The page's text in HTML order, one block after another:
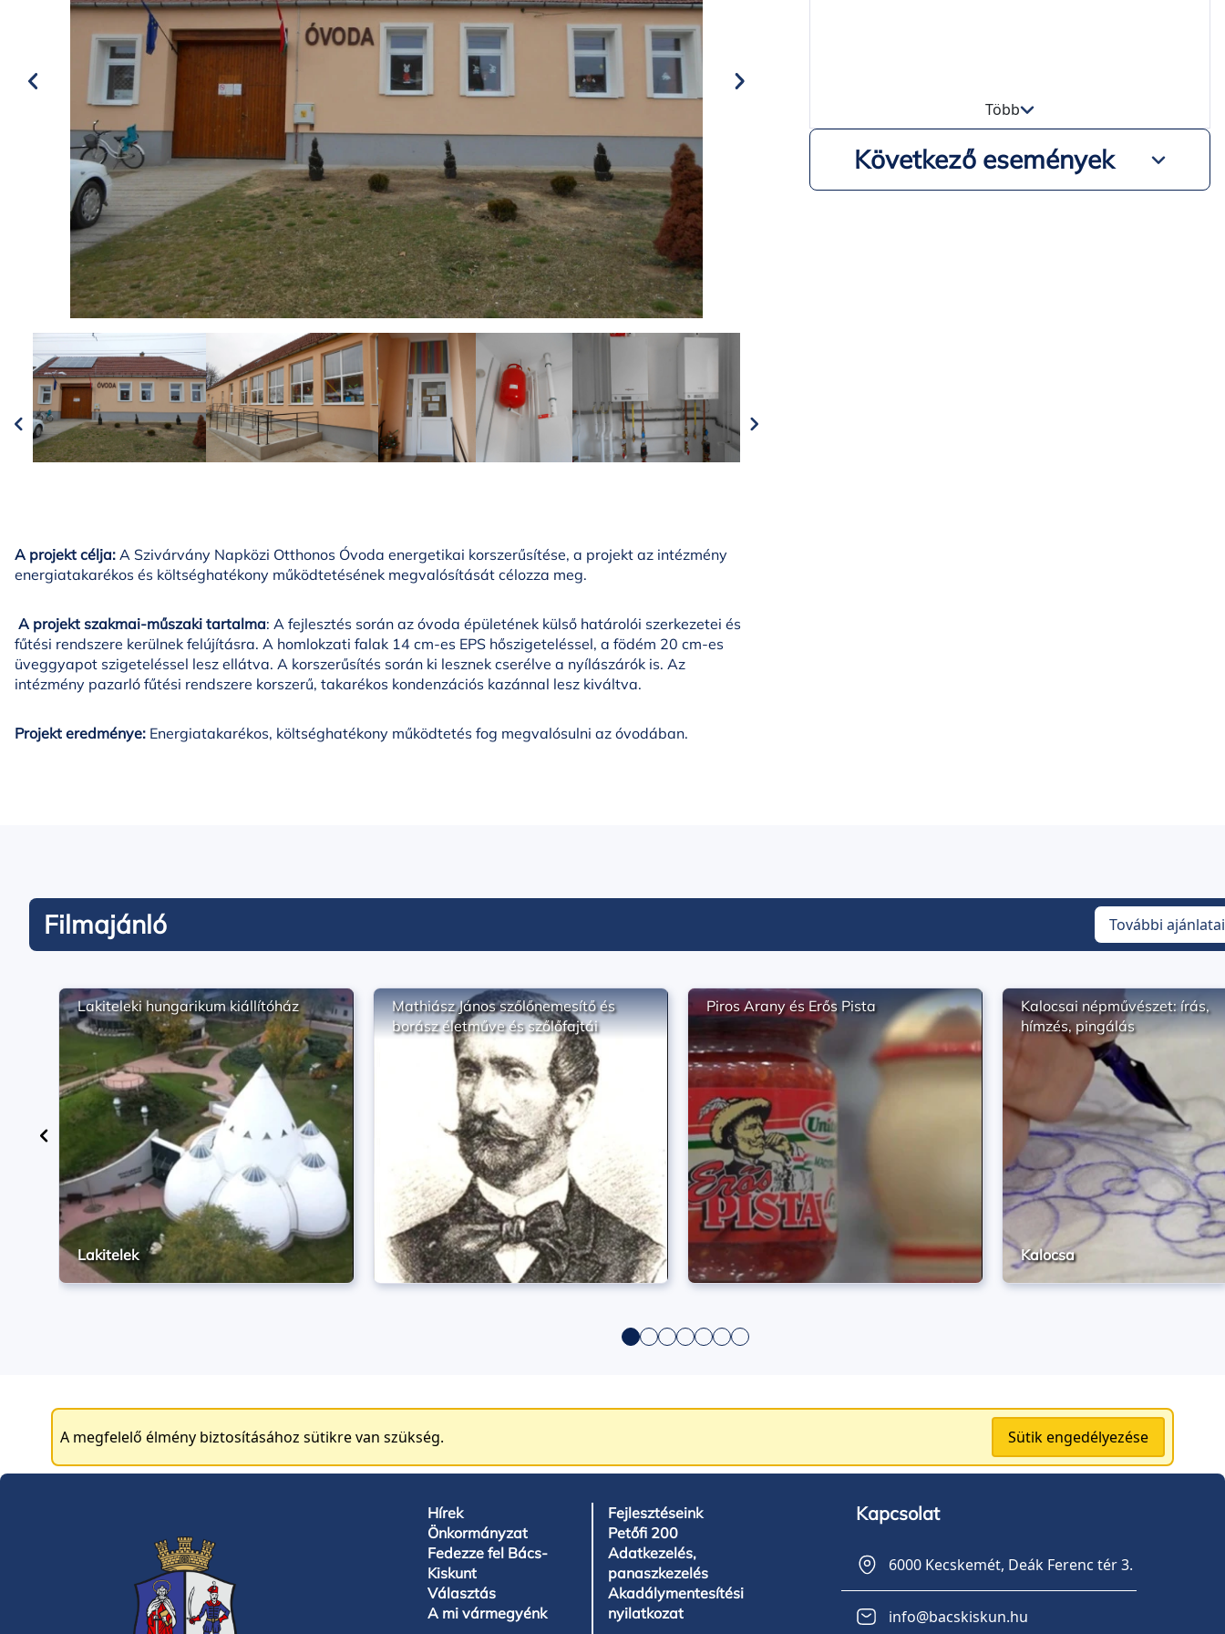
A projekt célja: A Szivárvány Napközi Otthonos Óvoda energetikai korszerűsítése, a projekt az intézmény
energiatakarékos és költséghatékony működtetésének megvalósítását célozza meg.
A projekt szakmai-műszaki tartalma: A fejlesztés során az óvoda épületének külső határolói szerkezetei és
fűtési rendszere kerülnek felújításra. A homlokzati falak 14 cm-es EPS hőszigeteléssel, a födém 20 cm-es
üveggyapot szigeteléssel lesz ellátva. A korszerűsítés során ki lesznek cserélve a nyílászárók is. Az
intézmény pazarló fűtési rendszere korszerű, takarékos kondenzációs kazánnal lesz kiváltva.
Projekt eredménye: Energiatakarékos, költséghatékony működtetés fog megvalósulni az óvodában.
Több
Következő események
Filmajánló További
Lakiteleki hungarikum kiállítóház
Lakitelek
Mathiász János szőlőnemesítő és
borász életműve és szőlőfajtái
Piros Arany és Erős Pista
Kalocsai népművészet: írás,
hímzés, pingálás
Kalocsa
A megfelelő élmény biztosításához sütikre van szükség. Sütik engedélyezése
Hírek
Önkormányzat
Fedezze fel Bács-
Kiskunt
Választás
A mi vármegyénk
Fejlesztéseink
Petőfi 200
Adatkezelés,
panaszkezelés
Akadálymentesítési
nyilatkozat
Kapcsolat
6000 Kecskemét, Deák Ferenc tér 3.
info@bacskiskun.hu